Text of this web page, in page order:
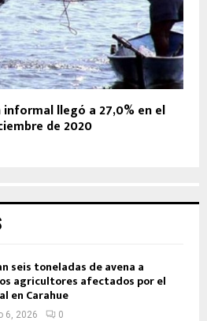
llegó a 27,0% en el
de 2020
seis toneladas de avena a
agricultores afectados por el
en Carahue
6, 2026 0